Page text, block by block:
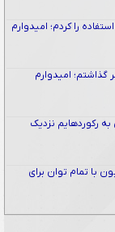
را کردم؛ امیدوارم
امیدوارم
رکوردهایم نزدیک
با تمام توان برای